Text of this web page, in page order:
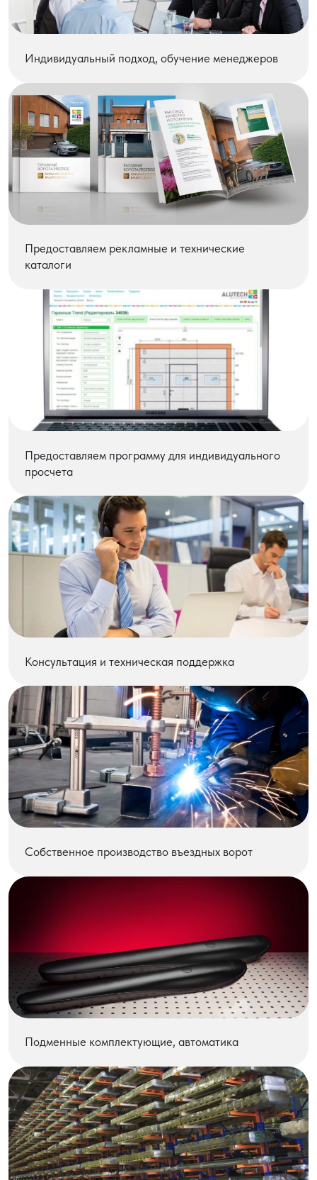
Индивидуальный подход, обучение менеджеров
Предоставляем рекламные и технические
каталоги
Предоставляем программу для индивидуального
просчета
Консультация и техническая поддержка
Собственное производство въездных ворот
Подменные комплектующие, автоматика